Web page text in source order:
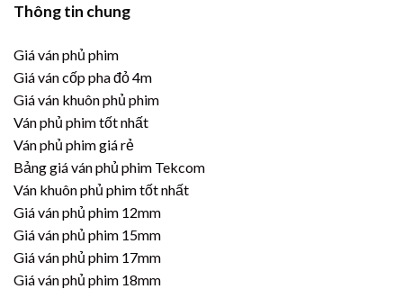
Thông tin chung
Giá ván phủ phim
Giá ván cốp pha đỏ 4m
Giá ván khuôn phủ phim
Ván phủ phim tốt nhất
Ván phủ phim giá rẻ
Bảng giá ván phủ phim Tekcom
Ván khuôn phủ phim tốt nhất
Giá ván phủ phim 12mm
Giá ván phủ phim 15mm
Giá ván phủ phim 17mm
Giá ván phủ phim 18mm